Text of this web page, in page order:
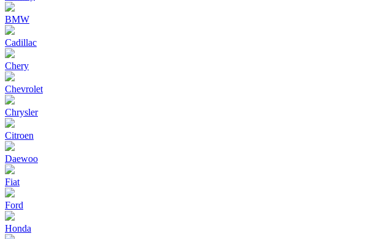
BMW
Cadillac
Chery
Chevrolet
Chrysler
Citroen
Daewoo
Fiat
Ford
Honda